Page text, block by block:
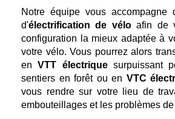
Notre équipe vous accompagne
d'électrification de vélo afin de
configuration la mieux adaptée à
votre vélo. Vous pourrez alors
en
VTT électrique surpuissant
sentiers en forêt ou en VTC
vous rendre sur votre lieu de
embouteillages et les problèmes